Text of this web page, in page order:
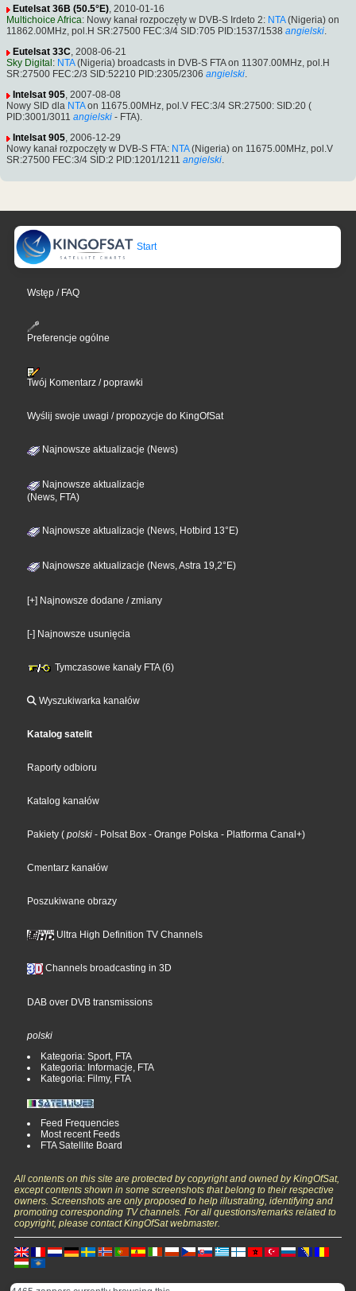
Eutelsat 36B (50.5°E), 2010-01-16
Multichoice Africa: Nowy kanał rozpoczęty w DVB-S Irdeto 2: NTA(Nigeria) on
11862.00MHz, pol.H SR:27500 FEC:3/4 SID:705 PID:1537/1538 angielski.
Eutelsat 33C, 2008-06-21
Sky Digital : NTA(Nigeria) broadcasts in DVB-S FTA on 11307.00MHz, pol.H
SR:27500 FEC:2/3 SID:52210 PID:2305/2306 angielski.
Intelsat 905, 2007-08-08
Nowy SID dla NTAon 11675.00MHz, pol.V FEC:3/4 SR:27500: SID:20 (
PID:3001/3011 angielski - FTA).
Intelsat 905, 2006-12-29
Nowy kanał rozpoczęty w DVB-S FTA: NTA(Nigeria) on 11675.00MHz, pol.V
SR:27500 FEC:3/4 SID:2 PID:1201/1211 angielski.
Start
Wstęp / FAQ
Preferencje ogólne
Twój Komentarz / poprawki
Wyślij swoje uwagi / propozycje do KingOfSat
Najnowsze aktualizacje (News)
Najnowsze aktualizacje
(News, FTA)
Najnowsze aktualizacje (News, Hotbird 13°E)
Najnowsze aktualizacje (News, Astra 19,2°E)
[+] Najnowsze dodane / zmiany
[-] Najnowsze usunięcia
Tymczasowe kanały FTA (6)
Wyszukiwarka kanałów
Katalog satelit
Raporty odbioru
Katalog kanałów
Pakiety ( polski - Polsat Box - Orange Polska - Platforma Canal+)
Cmentarz kanałów
Poszukiwane obrazy
Ultra High Definition TV Channels
Channels broadcasting in 3D
DAB over DVB transmissions
polski
Kategoria: Sport, FTA
Kategoria: Informacje, FTA
Kategoria: Filmy, FTA
Feed Frequencies
Most recent Feeds
FTA Satellite Board
All contents on this site are protected by copyright and owned by KingOfSat,
except contents shown in some screenshots that belong to their respective
owners. Screenshots are only proposed to help illustrating, identifying and
promoting corresponding TV channels. For all questions/remarks related to
copyright, please contact KingOfSat webmaster.